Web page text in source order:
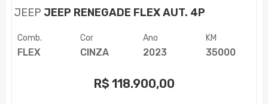
JEEP JEEP RENEGADE FLEX AUT. 4P
Comb.
FLEX
Cor
CINZA
Ano
2023
KM
35000
R$ 118.900,00